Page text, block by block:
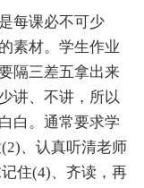
每课必不可少
素材。学生作业
隔三差五拿出来
讲、不讲，所以
白。通常要求学
、认真听清老师
住(4)、齐读，再